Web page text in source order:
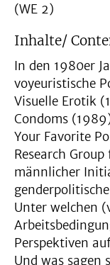
(WE 2)
Inhalte/
In den 1980er
voyeuristische
Visuelle Erotik
Condoms
Your Favorite
Research
männlicher
Unter welchen
Perspektiven
Und was sagen